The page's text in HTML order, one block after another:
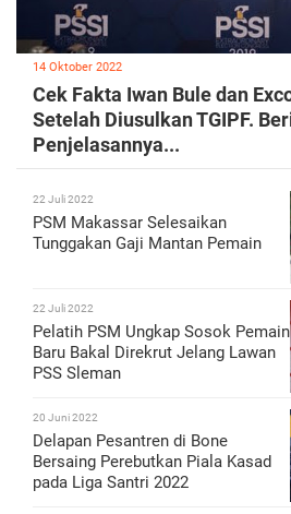
14 Oktober 2022
Cek Fakta Iwan Bule dan
Setelah Diusulkan TGIPF.
Penjelasannya...
22 Juli 2022
PSM Makassar Selesaikan
Tunggakan Gaji Mantan Pemain
22 Juli 2022
Pelatih PSM Ungkap Sosok Pemain
Baru Bakal Direkrut Jelang Lawan
PSS Sleman
20 Juni 2022
Delapan Pesantren di Bone
Bersaing Perebutkan Piala Kasad
pada Liga Santri 2022